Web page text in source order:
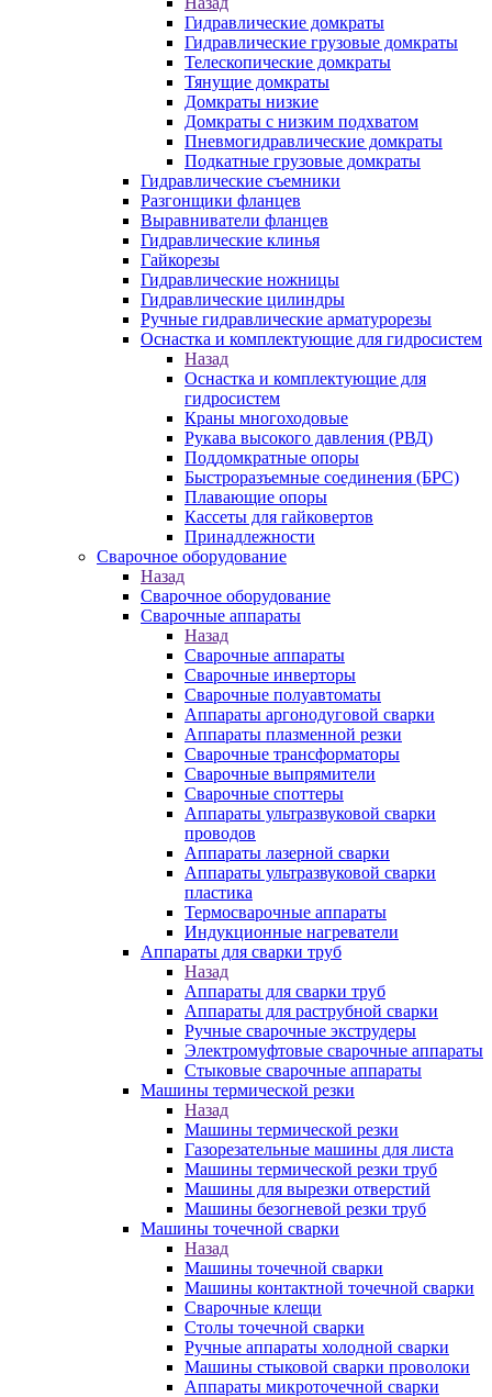
Гидравлические домкраты
Гидравлические грузовые домкраты
Телескопические домкраты
Тянущие домкраты
Домкраты низкие
Домкраты с низким подхватом
Пневмогидравлические домкраты
Подкатные грузовые домкраты
Гидравлические съемники
Разгонщики фланцев
Выравниватели фланцев
Гидравлические клинья
Гайкорезы
Гидравлические ножницы
Гидравлические цилиндры
Ручные гидравлические арматурорезы
Оснастка и комплектующие для гидросистем
Назад
Оснастка и комплектующие для
гидросистем
Краны многоходовые
Рукава высокого давления (РВД)
Поддомкратные опоры
Быстроразъемные соединения (БРС)
Плавающие опоры
Кассеты для гайковертов
Принадлежности
Сварочное оборудование
Назад
Сварочное оборудование
Сварочные аппараты
Назад
Сварочные аппараты
Сварочные инверторы
Сварочные полуавтоматы
Аппараты аргонодуговой сварки
Аппараты плазменной резки
Сварочные трансформаторы
Сварочные выпрямители
Сварочные споттеры
Аппараты ультразвуковой сварки
проводов
Аппараты лазерной сварки
Аппараты ультразвуковой сварки
пластика
Термосварочные аппараты
Индукционные нагреватели
Аппараты для сварки труб
Назад
Аппараты для сварки труб
Аппараты для раструбной сварки
Ручные сварочные экструдеры
Электромуфтовые сварочные аппараты
Стыковые сварочные аппараты
Машины термической резки
Назад
Машины термической резки
Газорезательные машины для листа
Машины термической резки труб
Машины для вырезки отверстий
Машины безогневой резки труб
Машины точечной сварки
Назад
Машины точечной сварки
Машины контактной точечной сварки
Сварочные клещи
Столы точечной сварки
Ручные аппараты холодной сварки
Машины стыковой сварки проволоки
Аппараты микроточечной сварки